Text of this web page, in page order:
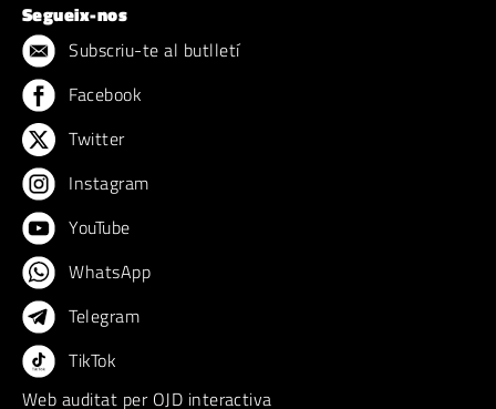
Segueix-nos
Subscriu-te al butlletí
Facebook
Twitter
Instagram
YouTube
WhatsApp
Telegram
TikTok
Web auditat per OJD interactiva